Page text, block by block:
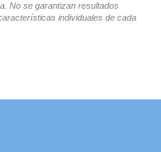
No se garantizan resultados
individuales de cada